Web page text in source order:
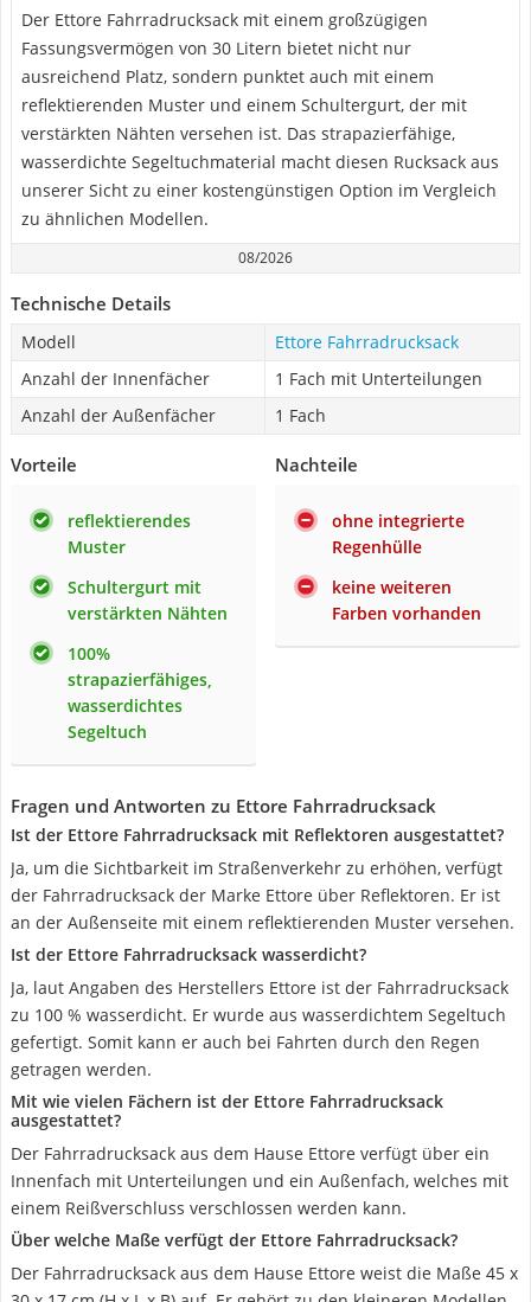
Der Ettore Fahrradrucksack mit einem großzügigen
Fassungsvermögen von 30 Litern bietet nicht nur
ausreichend Platz, sondern punktet auch mit einem
reflektierenden Muster und einem Schultergurt, der mit
verstärkten Nähten versehen ist. Das strapazierfähige,
wasserdichte Segeltuchmaterial macht diesen Rucksack aus
unserer Sicht zu einer kostengünstigen Option im Vergleich
zu ähnlichen Modellen.
08/2026
Technische Details
Modell
Ettore Fahrradrucksack
Anzahl der Innenfächer
1 Fach mit Unterteilungen
Anzahl der Außenfächer
1 Fach
Vorteile
reflektierendes
Muster
Schultergurt mit
verstärkten Nähten
100%
strapazierfähiges,
wasserdichtes
Segeltuch
Nachteile
ohne integrierte
Regenhülle
keine weiteren
Farben vorhanden
Fragen und Antworten zu Ettore Fahrradrucksack
Ist der Ettore Fahrradrucksack mit Reflektoren ausgestattet?
Ja, um die Sichtbarkeit im Straßenverkehr zu erhöhen, verfügt
der Fahrradrucksack der Marke Ettore über Reflektoren. Er ist
an der Außenseite mit einem reflektierenden Muster versehen.
Ist der Ettore Fahrradrucksack wasserdicht?
Ja, laut Angaben des Herstellers Ettore ist der Fahrradrucksack
zu 100 % wasserdicht. Er wurde aus wasserdichtem Segeltuch
gefertigt. Somit kann er auch bei Fahrten durch den Regen
getragen werden.
Mit wie vielen Fächern ist der Ettore Fahrradrucksack
ausgestattet?
Der Fahrradrucksack aus dem Hause Ettore verfügt über ein
Innenfach mit Unterteilungen und ein Außenfach, welches mit
einem Reißverschluss verschlossen werden kann.
Über welche Maße verfügt der Ettore Fahrradrucksack?
Der Fahrradrucksack aus dem Hause Ettore weist die Maße 45 x